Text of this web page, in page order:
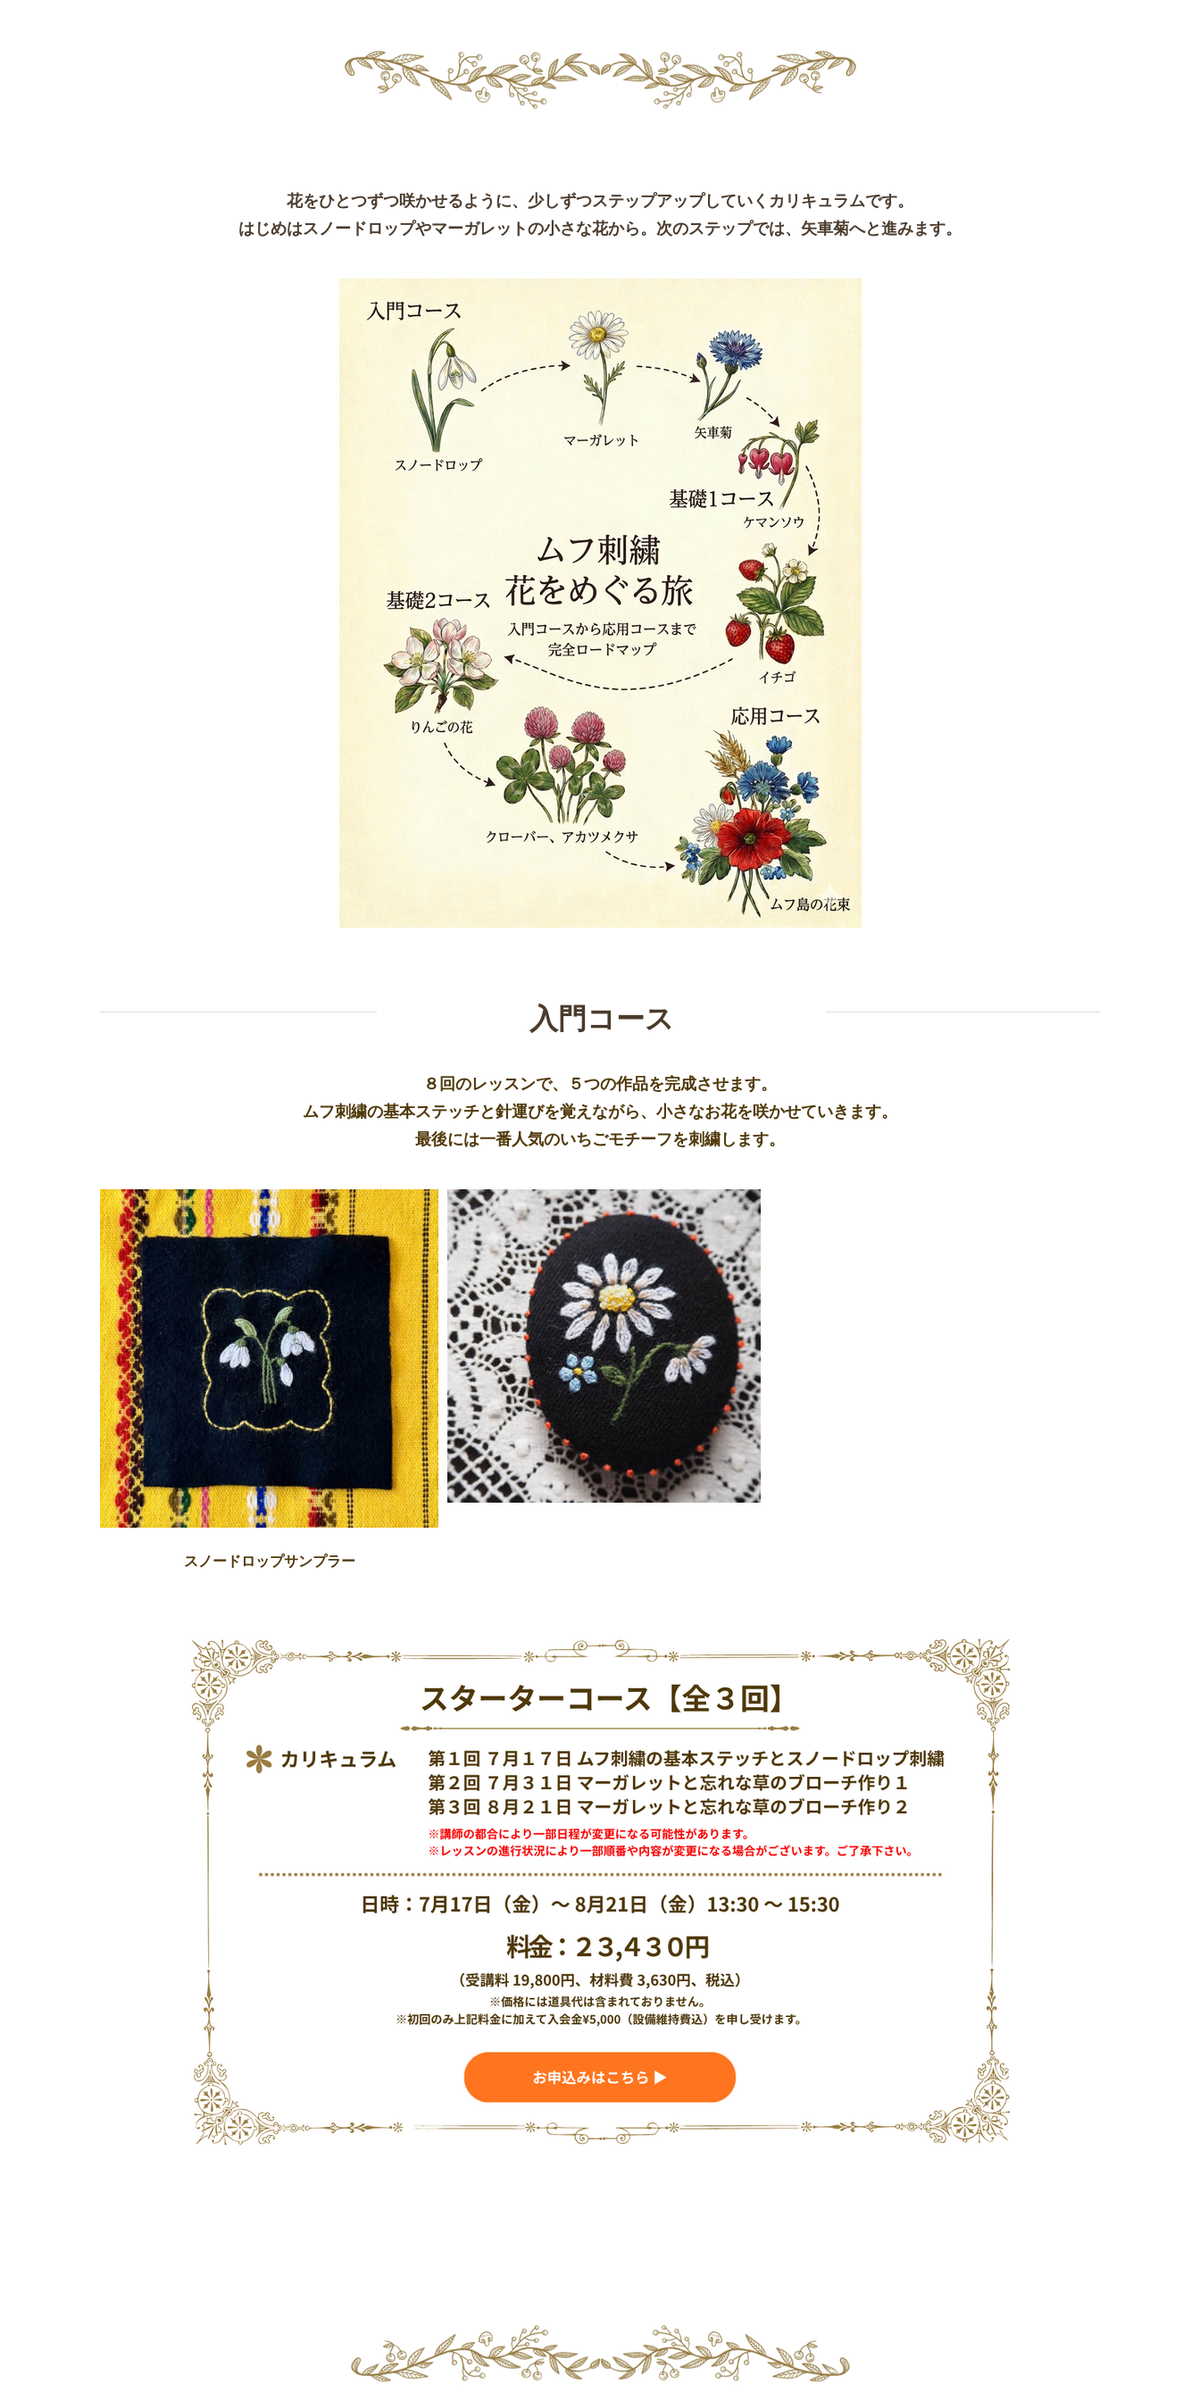
花をひとつずつ咲かせるように、少しずつステップアップしていくカリキュラムです。
​はじめはスノードロップやマーガレットの小さな花から。次のステップでは、矢車菊へと進みます。
入門コース
８回のレッスンで、５つの作品を完成させます。
ムフ刺繍の基本ステッチと針運びを覚えながら、小さなお花を咲かせていきます。
最後には一番人気のいちごモチーフを刺繍します。
スノードロップサンプラー